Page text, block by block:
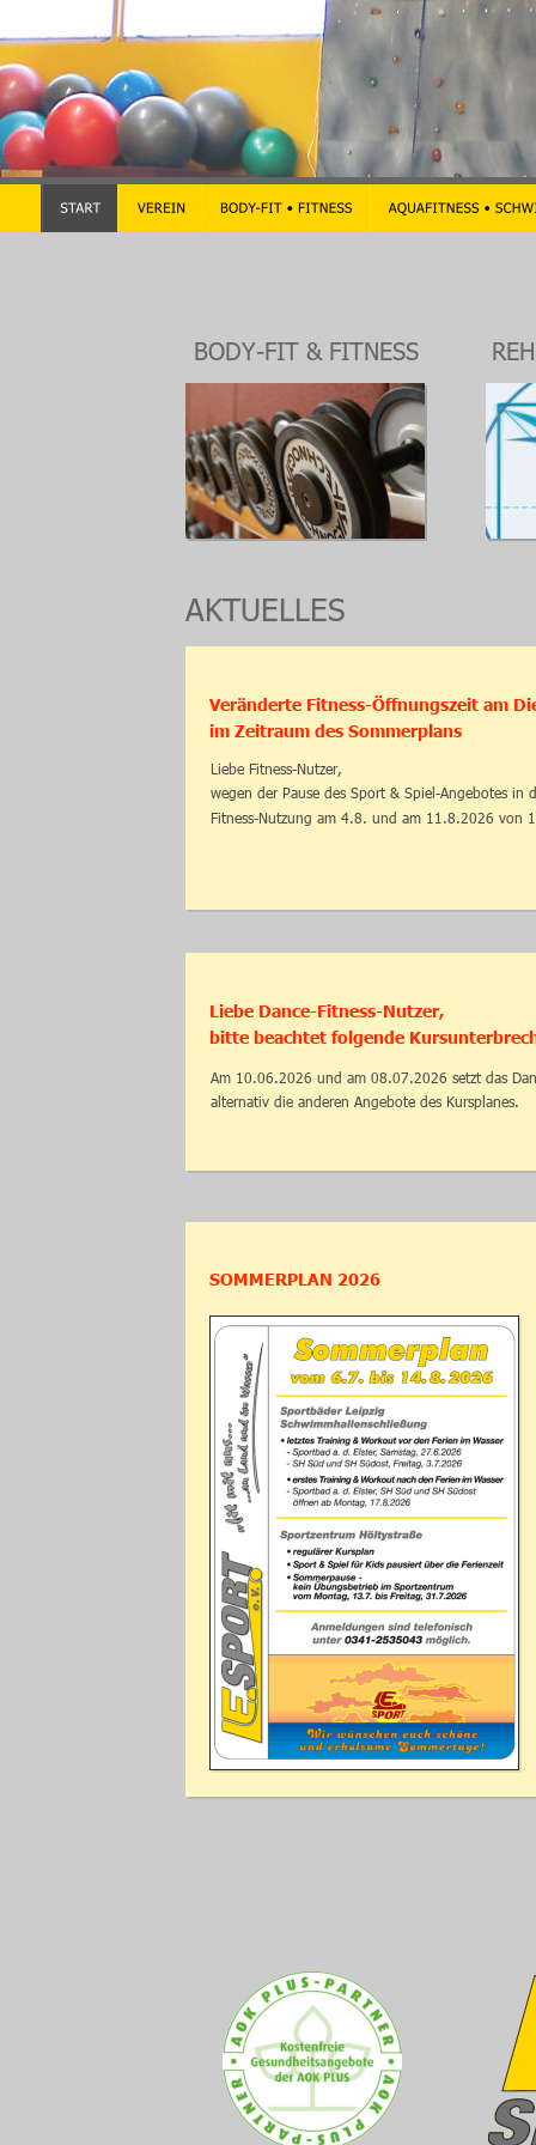
AKTUELLES
BODY-FIT & FITNESS
Veränderte Fitness-Öffnungszeit am
im Zeitraum des Sommerplans
Liebe Fitness-Nutzer,
wegen der Pause des Sport & Spiel-Angebotes in
Fitness-Nutzung am 4.8. und am 11.8.2026 von
SOMMERPLAN 2026
Liebe Dance-Fitness-Nutzer,
bitte beachtet folgende
Am 10.06.2026 und am 08.07.2026 setzt das
alternativ die anderen Angebote des Kursplanes.